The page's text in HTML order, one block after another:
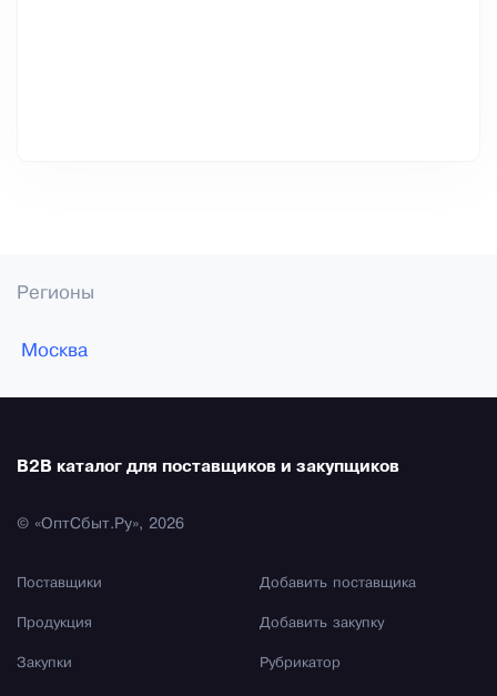
Регионы
Москва
B2B каталог для поставщиков и закупщиков
© «ОптСбыт.Ру», 2026
Поставщики
Продукция
Закупки
Добавить поставщика
Добавить закупку
Рубрикатор